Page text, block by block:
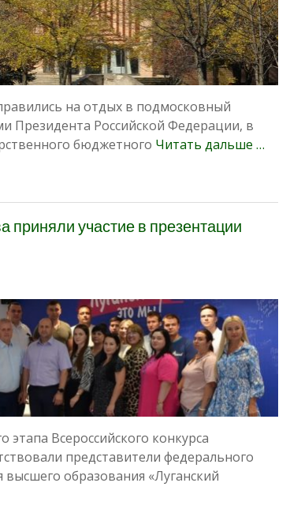
на отдых в подмосковный
Президента Российской Федерации, в
бюджетного Читать дальше …
участие в презентации
Всероссийского конкурса
представители федерального
образования «Луганский